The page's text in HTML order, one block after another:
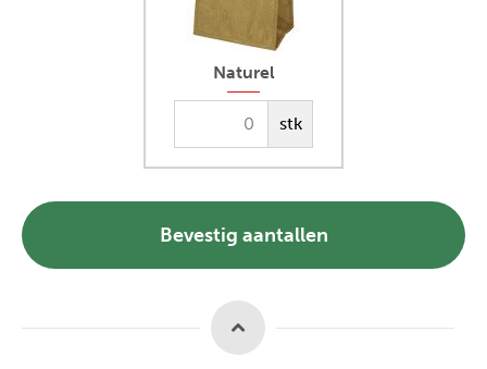
Naturel
stk
Bevestig aantallen